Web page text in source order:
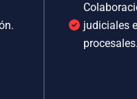
judiciales
procesales.